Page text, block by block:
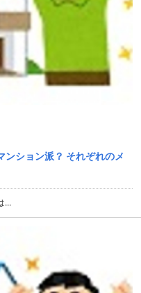
ション派？ それぞれのメ
...